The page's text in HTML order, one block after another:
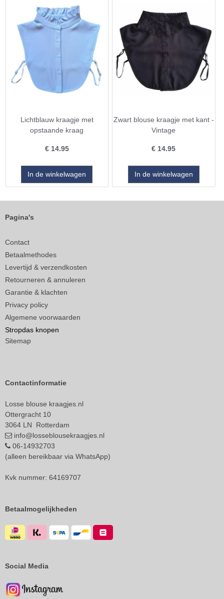
Lichtblauw kraagje met
opstaande kraag
€ 14.95
Zwart blouse kraagje met kant -
Vintage
€ 14.95
Pagina's
Contact
Betaalmethodes
Levertijd & verzendkosten
Retourneren & annuleren
Garantie & klachten
Privacy policy
Algemene voorwaarden
Stropdas knopen
Sitemap
Contactinformatie
Losse blouse kraagjes.nl
Ottergracht 10
3064 LN Rotterdam
info@losseblousekraagjes.nl
06-14932703
(alleen bereikbaar via WhatsApp)
Kvk nummer: 64169707
Betaalmogelijkheden
Social Media